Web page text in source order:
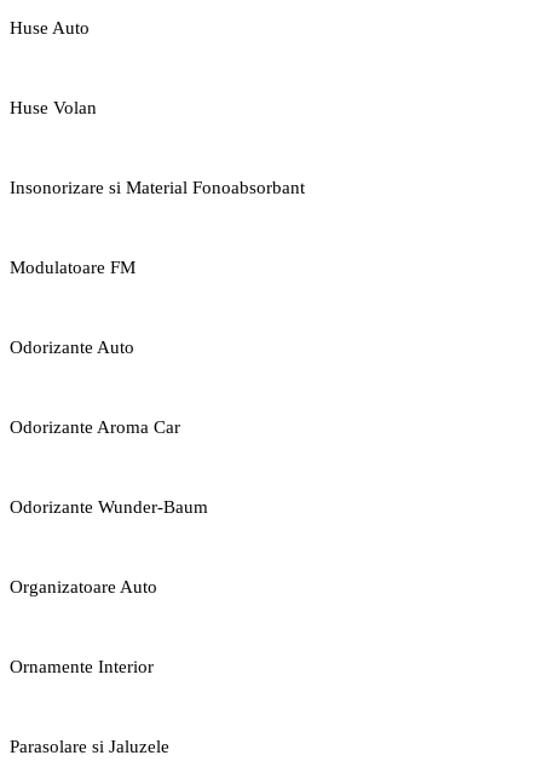
Huse Auto
Huse Volan
Insonorizare si Material Fonoabsorbant
Modulatoare FM
Odorizante Auto
Odorizante Aroma Car
Odorizante Wunder-Baum
Organizatoare Auto
Ornamente Interior
Parasolare si Jaluzele